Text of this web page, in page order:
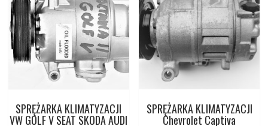
SPRĘŻARKA KLIMATYZACJI
VW GOLF V SEAT SKODA AUDI
SPRĘŻARKA KLIMATYZACJI
Chevrolet Captiva